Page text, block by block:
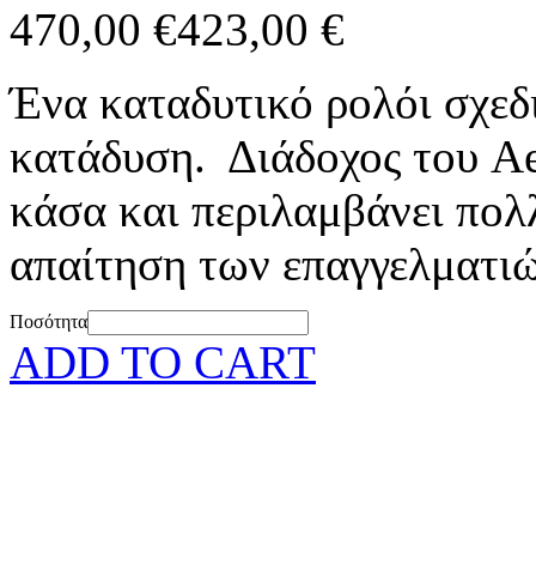
470,00 €423,00 €
Ένα καταδυτικό ρολόι
κατάδυση. Διάδοχος του
κάσα και περιλαμβάνει
απαίτηση των
Ποσότητα
ADD TO CART